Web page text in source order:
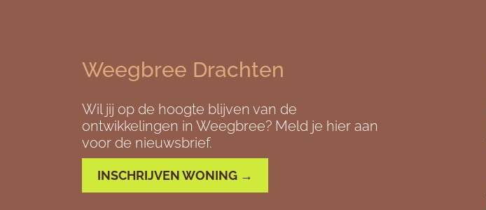
Weegbree Drachten
Wil jij op de hoogte blijven van de
ontwikkelingen in Weegbree? Meld je hier aan
voor de nieuwsbrief.
INSCHRIJVEN WONING →